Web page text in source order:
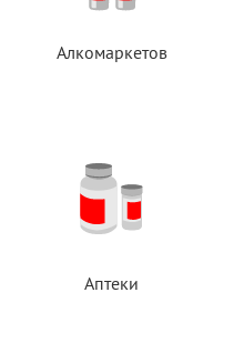
Алкомаркетов
Аптеки